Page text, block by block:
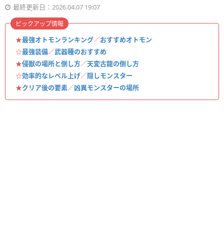
最終更新日：2026.04.07 19:07
★最強オトモンランキング／おすすめオトモン
☆最強装備／武器種のおすすめ
★侵獣の場所と倒し方／天変古龍の倒し方
☆効率的なレベル上げ／隠しモンスター
★クリア後の要素／凶異モンスターの場所
ピックアップ情報